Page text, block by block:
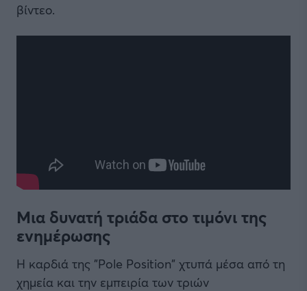
βίντεο.
Μια δυνατή τριάδα στο τιμόνι της
ενημέρωσης
Η καρδιά της "Pole Position" χτυπά μέσα από τη
χημεία και την εμπειρία των τριών